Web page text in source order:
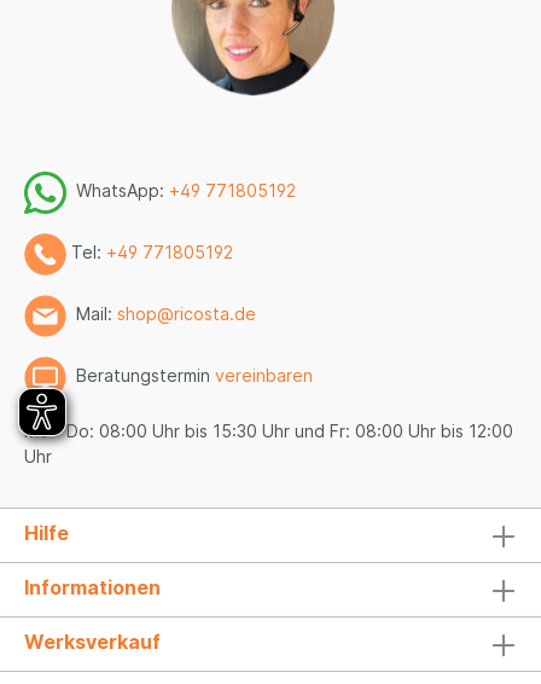
WhatsApp: +49 771805192
Tel: +49 771805192
Mail: shop@ricosta.de
Beratungstermin vereinbaren
Mo - Do: 08:00 Uhr bis 15:30 Uhr und Fr: 08:00 Uhr bis 12:00
Uhr
Hilfe
Informationen
Werksverkauf